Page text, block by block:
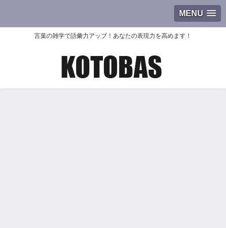
MENU
言葉の雑学で語彙力アップ！あなたの表現力を高めます！